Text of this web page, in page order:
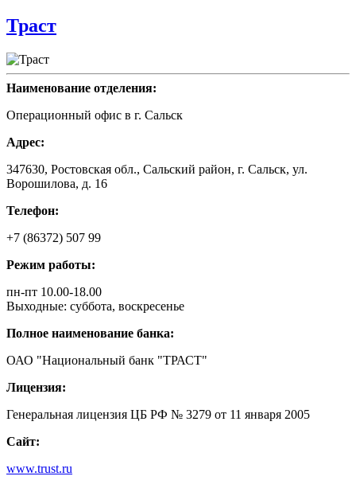
Траст
Наименование отделения:
Операционный офис в г. Сальск
Адрес:
347630, Ростовская обл., Сальский район, г. Сальск, ул.
Ворошилова, д. 16
Телефон:
+7 (86372) 507 99
Режим работы:
пн-пт 10.00-18.00
Выходные: суббота, воскресенье
Полное наименование банка:
ОАО "Национальный банк "ТРАСТ"
Лицензия:
Генеральная лицензия ЦБ РФ № 3279 от 11 января 2005
Сайт:
www.trust.ru